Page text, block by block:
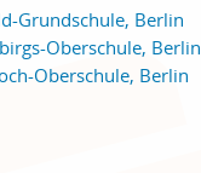
Grundschule, Berlin
Oberschule, Berlin
Oberschule, Berlin